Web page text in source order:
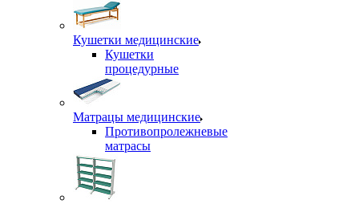
Кушетки медицинские
Кушетки
процедурные
Матрацы медицинские
Противопролежневые
матрасы